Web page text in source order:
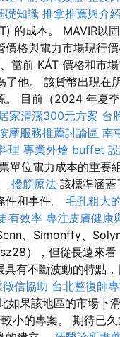
礎知識 推拿推薦與介紹
的成本。 MAVIR以
格與電力市場現行
當前 KÁT 價格和市場
了他。 該貨幣出現在
。 目前（2024 年夏
居家清潔300元方案 台
摩服務推薦討論區 南
理 專業外燴 buffet
單位電力成本的重要
撥筋療法 該標準涵蓋
和事件。 毛孔粗大
有效率 專注皮膚健康
、Simonffy、
），但從長遠來看
具有不斷波動的特點
信協助 台北整復師
如果該地區的市場下
小的專案。 期待已